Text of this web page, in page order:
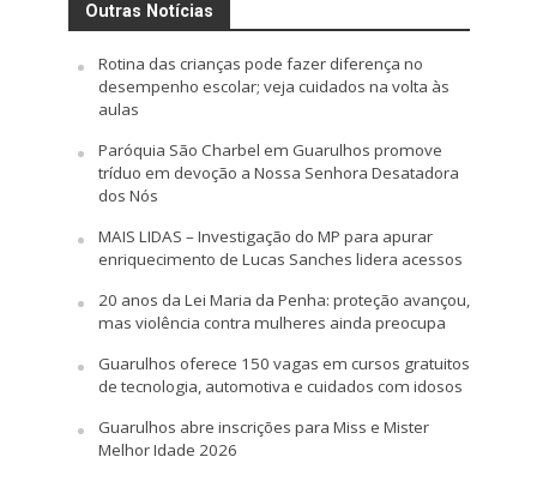
Outras Notícias
Rotina das crianças pode fazer diferença no
desempenho escolar; veja cuidados na volta às
aulas
Paróquia São Charbel em Guarulhos promove
tríduo em devoção a Nossa Senhora Desatadora
dos Nós
MAIS LIDAS – Investigação do MP para apurar
enriquecimento de Lucas Sanches lidera acessos
20 anos da Lei Maria da Penha: proteção avançou,
mas violência contra mulheres ainda preocupa
Guarulhos oferece 150 vagas em cursos gratuitos
de tecnologia, automotiva e cuidados com idosos
Guarulhos abre inscrições para Miss e Mister
Melhor Idade 2026